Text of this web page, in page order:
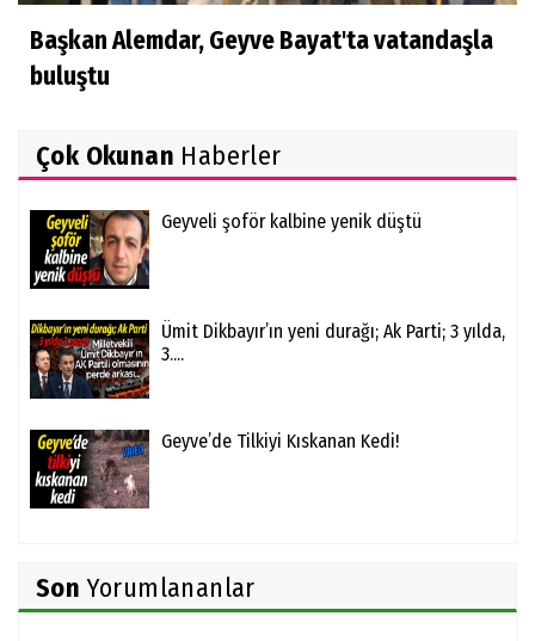
Başkan Alemdar, Geyve Bayat'ta vatandaşla
buluştu
Çok Okunan Haberler
Geyveli şoför kalbine yenik düştü
Ümit Dikbayır’ın yeni durağı; Ak Parti; 3 yılda,
3....
Geyve’de Tilkiyi Kıskanan Kedi!
Son Yorumlananlar